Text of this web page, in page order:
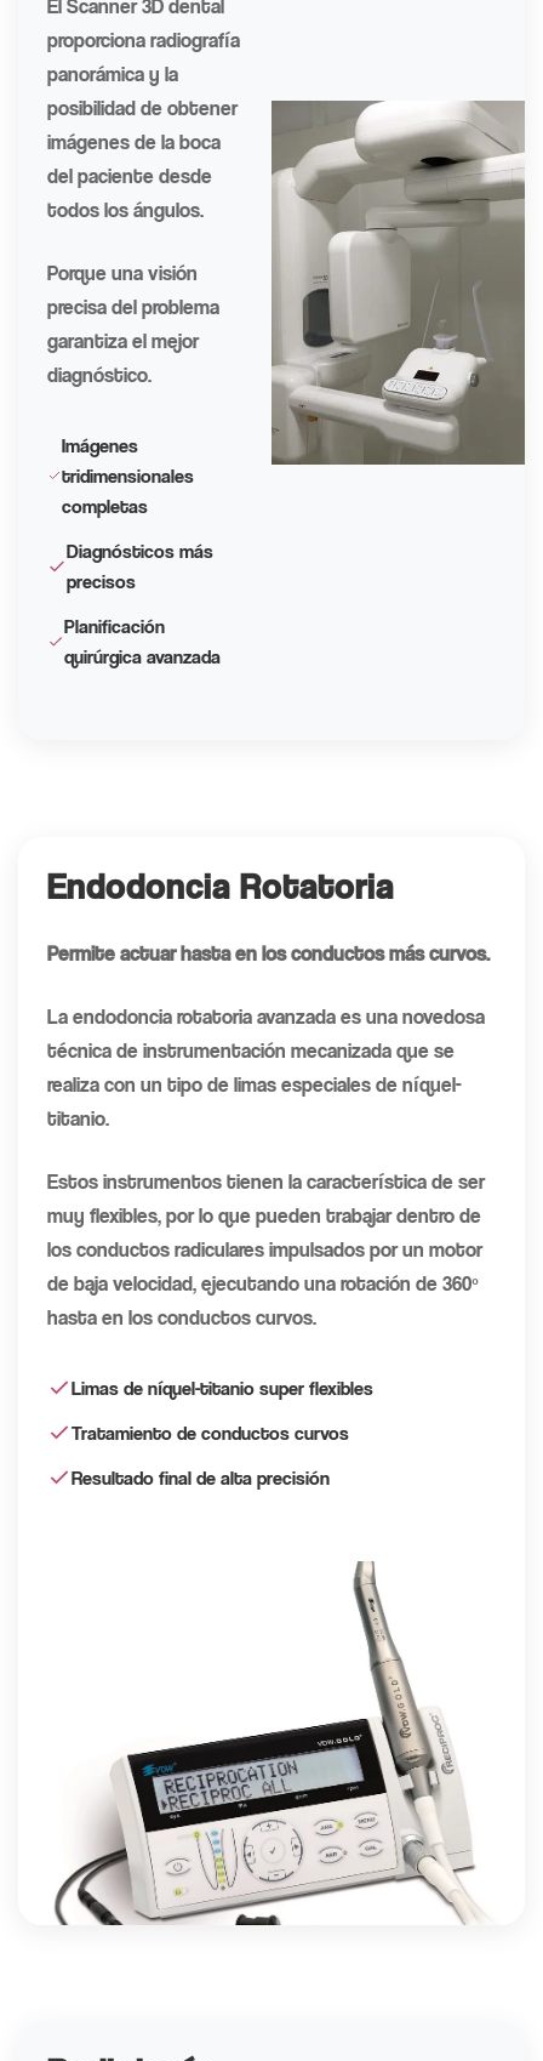
El Scanner 3D dental
proporciona radiografía
panorámica y la
posibilidad de obtener
imágenes de la boca
del paciente desde
todos los ángulos.
Porque una visión
precisa del problema
garantiza el mejor
diagnóstico.
Imágenes
tridimensionales
completas
Diagnósticos más
precisos
Planificación
quirúrgica avanzada
Endodoncia Rotatoria
Permite actuar hasta en los conductos más curvos.
La endodoncia rotatoria avanzada es una novedosa
técnica de instrumentación mecanizada que se
realiza con un tipo de limas especiales de níquel-
titanio.
Estos instrumentos tienen la característica de ser
muy flexibles, por lo que pueden trabajar dentro de
los conductos radiculares impulsados por un motor
de baja velocidad, ejecutando una rotación de 360º
hasta en los conductos curvos.
Limas de níquel-titanio super flexibles
Tratamiento de conductos curvos
Resultado final de alta precisión